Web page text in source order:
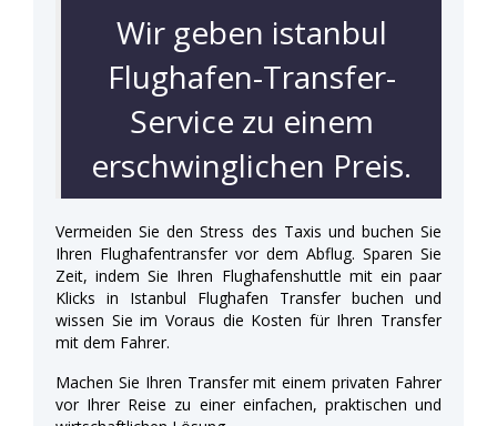
Wir geben istanbul
Flughafen-Transfer-
Service zu einem
erschwinglichen Preis.
Vermeiden Sie den Stress des Taxis und buchen Sie
Ihren Flughafentransfer vor dem Abflug. Sparen Sie
Zeit, indem Sie Ihren Flughafenshuttle mit ein paar
Klicks in Istanbul Flughafen Transfer buchen und
wissen Sie im Voraus die Kosten für Ihren Transfer
mit dem Fahrer.
Machen Sie Ihren Transfer mit einem privaten Fahrer
vor Ihrer Reise zu einer einfachen, praktischen und